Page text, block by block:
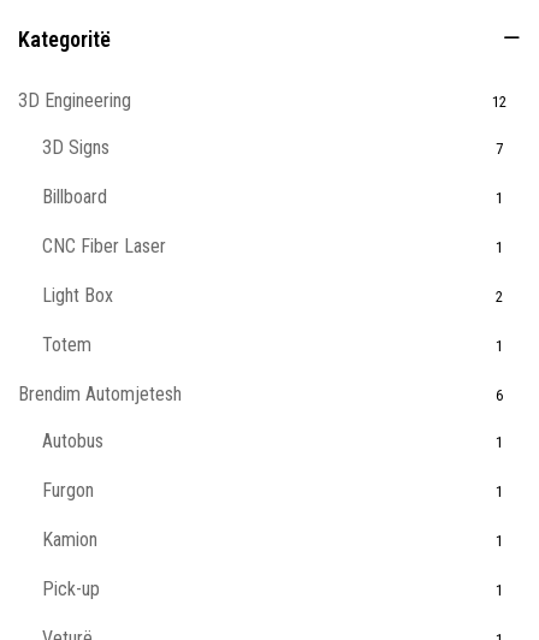
Kategoritë
3D Engineering 12
3D Signs 7
Billboard 1
CNC Fiber Laser 1
Light Box 2
Totem 1
Brendim Automjetesh 6
Autobus 1
Furgon 1
Kamion 1
Pick-up 1